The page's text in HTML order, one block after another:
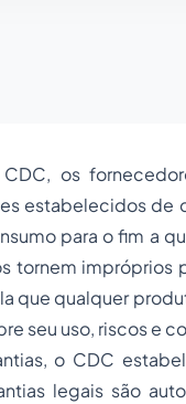
os
estabelecidos de
para o fim a
tornem impróprios
que qualquer
seu uso, riscos e
o CDC
legais são